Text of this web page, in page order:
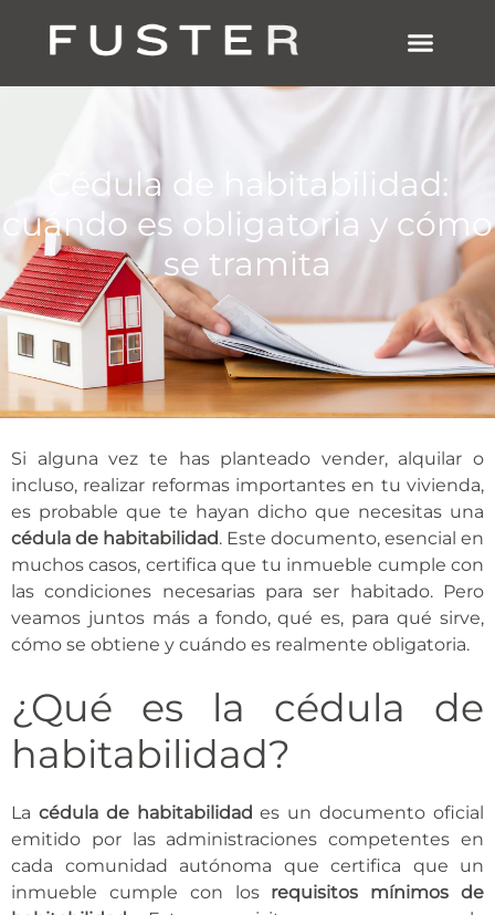
Cédula de habitabilidad:
cuándo es obligatoria y cómo
se tramita
Si alguna vez te has planteado vender, alquilar o
incluso, realizar reformas importantes en tu vivienda,
es probable que te hayan dicho que necesitas una
cédula de habitabilidad. Este documento, esencial en
muchos casos, certifica que tu inmueble cumple con
las condiciones necesarias para ser habitado. Pero
veamos juntos más a fondo, qué es, para qué sirve,
cómo se obtiene y cuándo es realmente obligatoria.
¿Qué es la cédula de
habitabilidad?
La cédula de habitabilidad es un documento oficial
emitido por las administraciones competentes en
cada comunidad autónoma que certifica que un
inmueble cumple con los requisitos mínimos de